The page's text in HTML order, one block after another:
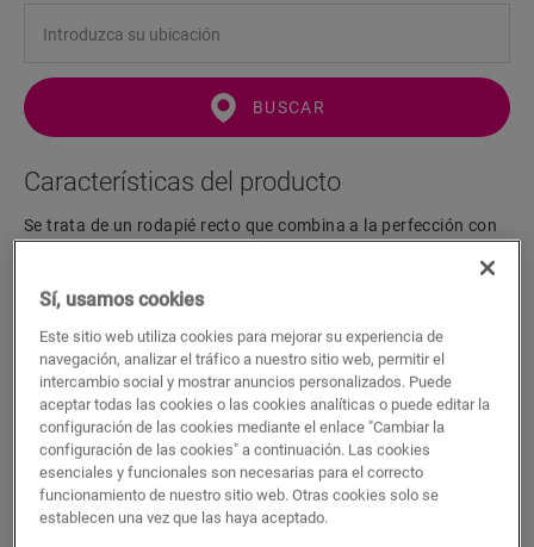
BUSCAR
Características del producto
Se trata de un rodapié recto que combina a la perfección con
One4All. Para lograr un acabado hermético, le sugerimos que
lo combine con la tira de espuma, el Hydrokit y el Hydrostrip.
El rodapié también está disponible en blanco, listo para pintar
(QSSKPAINT).
Dimensiones
Descargas
Sí, usamos cookies
Este sitio web utiliza cookies para mejorar su experiencia de
navegación, analizar el tráfico a nuestro sitio web, permitir el
intercambio social y mostrar anuncios personalizados. Puede
aceptar todas las cookies o las cookies analíticas o puede editar la
configuración de las cookies mediante el enlace "Cambiar la
configuración de las cookies" a continuación. Las cookies
esenciales y funcionales son necesarias para el correcto
funcionamiento de nuestro sitio web. Otras cookies solo se
establecen una vez que las haya aceptado.